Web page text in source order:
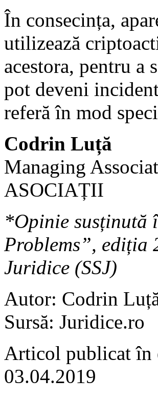
În consecința,
utilizează
acestora, pentru a
pot deveni
referă în mod
Codrin Luță
Managing
ASOCIAȚII
*Opinie susținută
Problems”, ediția
Juridice (SSJ)
Autor: Codrin
Sursă: Juridice.ro
Articol publicat în
03.04.2019